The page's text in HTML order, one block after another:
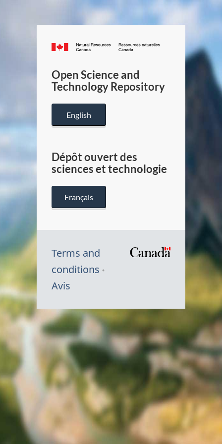
Canada.ca
/
Canada
Open Science and
Technology Repository
English
Dépôt ouvert des
sciences et technologie
Français
Terms and
conditions
Avis
Canada